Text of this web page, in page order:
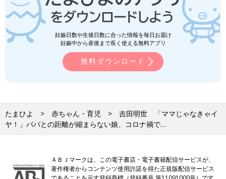
妊娠日数や生後日数に合った情報を毎日お届け
妊娠中から産後まで長く使える無料アプリ
無料ダウンロード
たまひよ 赤ちゃん・育児
吉田明世 「ママじゃなきゃイ
ヤ！」パパとの距離が縮まらない娘、コロナ禍で…
ＡＢＪマークは、この電子書店・電子書籍配信サービスが、
著作権者からコンテンツ使用許諾を得た正規版配信サービス